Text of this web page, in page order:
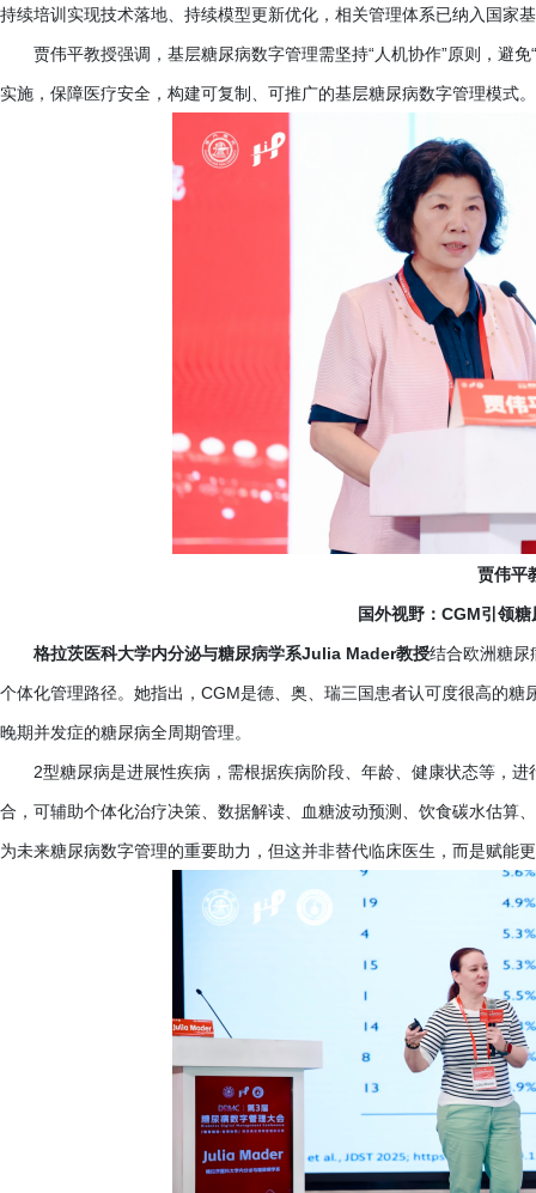
持续培训实现技术落地、持续模型更新优化，相关管理体系已纳入国家
贾伟平教授强调，基层糖尿病数字管理需坚持“人机协作”原则，避
实施，保障医疗安全，构建可复制、可推广的基层糖尿病数字管理模式。
贾伟平
国外视野： CGM引领糖
格拉茨医科大学内分泌与糖尿病学系Julia Mader教授结合欧洲糖尿
个体化管理路径。她指出，CGM是德、奥、瑞三国患者认可度很高的
晚期并发症的糖尿病全周期管理。
2型糖尿病是进展性疾病，需根据疾病阶段、年龄、健康状态等，
合，可辅助个体化治疗决策、数据解读、血糖波动预测、饮食碳水估算
为未来糖尿病数字管理的重要助力，但这并非替代临床医生，而是赋能